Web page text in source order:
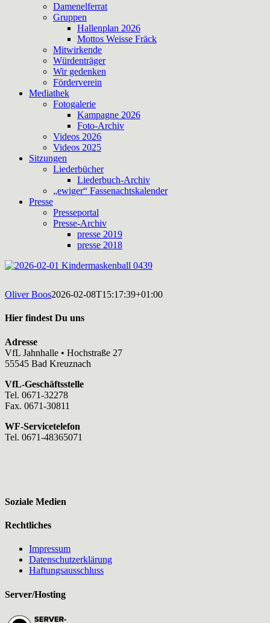
Damenelferrat
Gruppen
Hallenplan 2026
Mottos Weisse Fräck
Mitwirkende
Würdenträger
Wir gedenken
Förderverein
Mediathek
Fotogalerie
Kampagne 2026
Foto-Archiv
Videos 2026
Videos 2025
Sitzungen
Liederbücher
Liederbuch-Archiv
„ewiger“ Fassenachtskalender
Presse
Presseportal
Presse-Archiv
presse 2019
presse 2018
Oliver Boos2026-02-08T15:17:39+01:00
Hier findest Du uns
Adresse
VfL Jahnhalle • Hochstraße 27
55545 Bad Kreuznach
VfL-Geschäftsstelle
Tel. 0671-32278
Fax. 0671-30811
WF-Servicetelefon
Tel. 0671-48365071
Soziale Medien
Rechtliches
Impressum
Datenschutzerklärung
Haftungsausschluss
Server/Hosting